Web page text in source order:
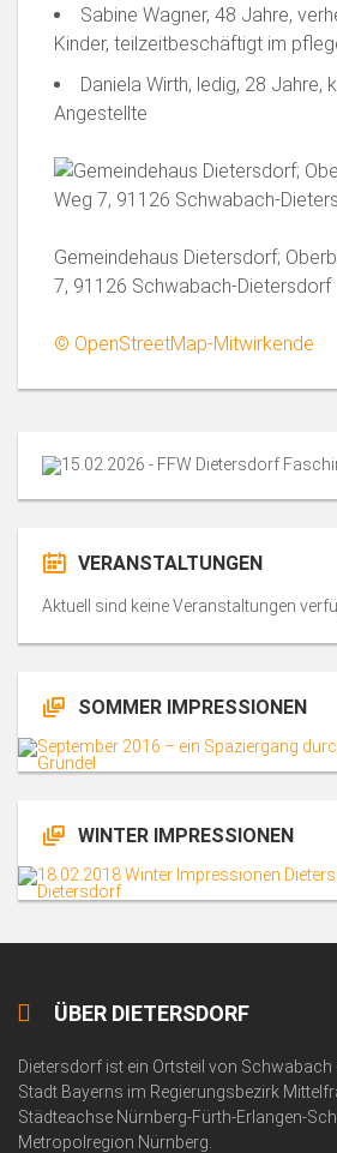
Sabine Wagner, 48 Jahre,
Kinder, teilzeitbeschäftigt im
Daniela Wirth, ledig, 28 Jahre,
Angestellte
Gemeindehaus Dietersdorf;
7, 91126 Schwabach-Dietersdorf
© OpenStreetMap-Mitwirkende
VERANSTALTUNGEN
Aktuell sind keine Veranstaltungen
SOMMER IMPRESSIONEN
WINTER IMPRESSIONEN
ÜBER DIETERSDORF
Dietersdorf ist ein Ortsteil von Schwabach
Stadt Bayerns im Regierungsbezirk
Städteachse Nürnberg-Fürth-Erlangen-
Metropolregion Nürnberg.